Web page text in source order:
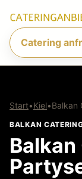
Catering
Start•Kiel•Balkan
BALKAN